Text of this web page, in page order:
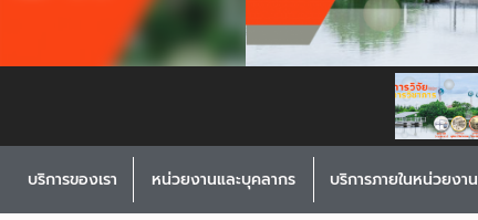
บริการของเรา หน่วยงานและบุคลากร บริการภายในหน่วยงาน